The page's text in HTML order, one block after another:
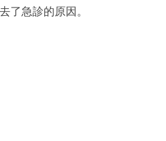
了急診的原因。